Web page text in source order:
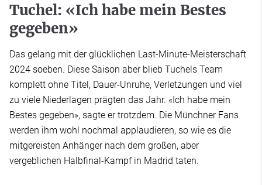
Tuchel: «Ich habe mein Bestes
gegeben»
Das gelang mit der glücklichen Last-Minute-Meisterschaft
2024 soeben. Diese Saison aber blieb Tuchels Team
komplett ohne Titel, Dauer-Unruhe, Verletzungen und viel
zu viele Niederlagen prägten das Jahr. «Ich habe mein
Bestes gegeben», sagte er trotzdem. Die Münchner Fans
werden ihm wohl nochmal applaudieren, so wie es die
mitgereisten Anhänger nach dem großen, aber
vergeblichen Halbfinal-Kampf in Madrid taten.